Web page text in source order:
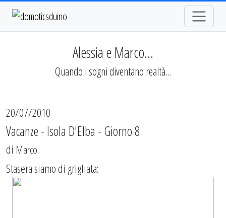
Alessia e Marco...
Quando i sogni diventano realtà...
20/07/2010
Vacanze - Isola D'Elba - Giorno 8
di Marco
Stasera siamo di grigliata: